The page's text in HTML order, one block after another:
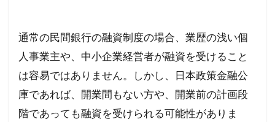
通常の民間銀行の融資制度の場合、業歴の浅い個
人事業主や、中小企業経営者が融資を受けること
は容易ではありません。しかし、日本政策金融公
庫であれば、開業間もない方や、開業前の計画段
階であっても融資を受けられる可能性がありま